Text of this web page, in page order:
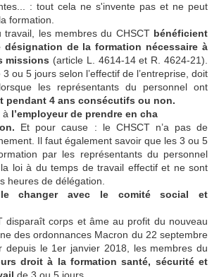
: tout cela ne s'invente pas et ne peut
formation.
travail, les membres du CHSCT bénéficient
désignation de la formation nécessaire à
missions (article L. 4614-14 et R. 4624-21).
ou 5 jours selon l’effectif de l’entreprise, doit
les représentants du personnel ont
pendant 4 ans consécutifs ou non.
à l’employeur de prendre en cha
Et pour cause : le CHSCT n’a pas de
Il faut également savoir que les 3 ou 5
par les représentants du personnel
loi à du temps de travail effectif et ne sont
heures de délégation.
changer avec le comité social et
disparaît corps et âme au profit du nouveau
des ordonnances Macron du 22 septembre
depuis le 1er janvier 2018, les membres du
droit à la formation santé, sécurité et